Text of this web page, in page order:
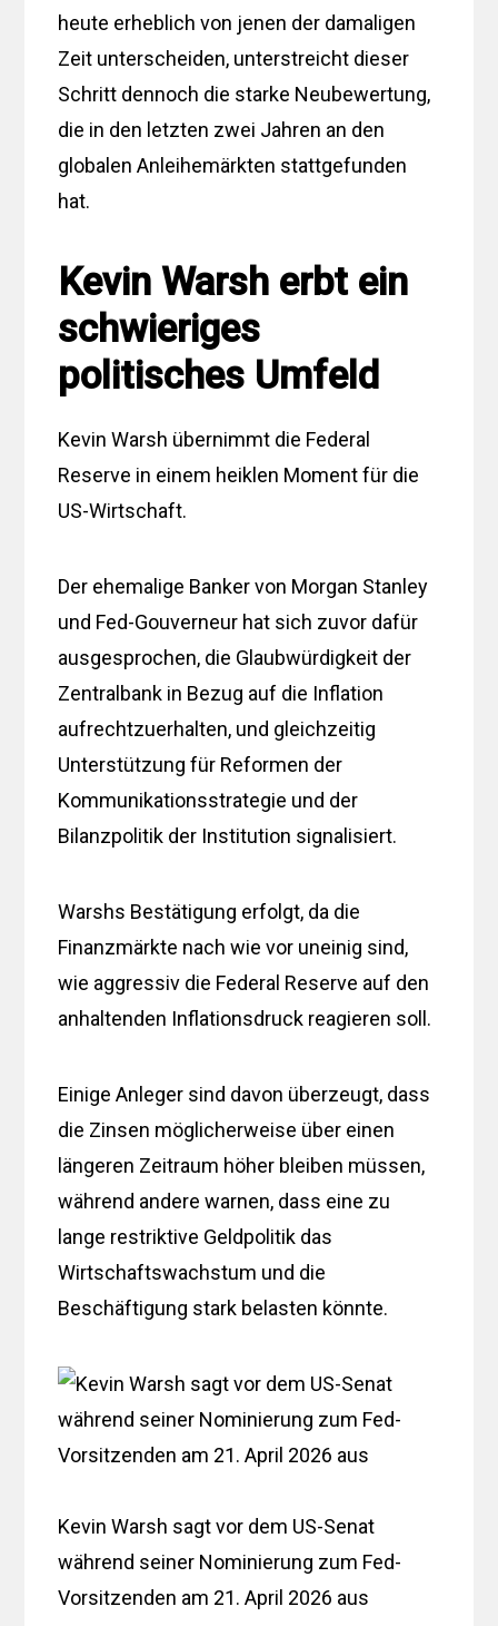
heute erheblich von jenen der damaligen
Zeit unterscheiden, unterstreicht dieser
Schritt dennoch die starke Neubewertung,
die in den letzten zwei Jahren an den
globalen Anleihemärkten stattgefunden
hat.
Kevin Warsh erbt ein
schwieriges
politisches Umfeld
Kevin Warsh übernimmt die Federal
Reserve in einem heiklen Moment für die
US-Wirtschaft.
Der ehemalige Banker von Morgan Stanley
und Fed-Gouverneur hat sich zuvor dafür
ausgesprochen, die Glaubwürdigkeit der
Zentralbank in Bezug auf die Inflation
aufrechtzuerhalten, und gleichzeitig
Unterstützung für Reformen der
Kommunikationsstrategie und der
Bilanzpolitik der Institution signalisiert.
Warshs Bestätigung erfolgt, da die
Finanzmärkte nach wie vor uneinig sind,
wie aggressiv die Federal Reserve auf den
anhaltenden Inflationsdruck reagieren soll.
Einige Anleger sind davon überzeugt, dass
die Zinsen möglicherweise über einen
längeren Zeitraum höher bleiben müssen,
während andere warnen, dass eine zu
lange restriktive Geldpolitik das
Wirtschaftswachstum und die
Beschäftigung stark belasten könnte.
Kevin Warsh sagt vor dem US-Senat
während seiner Nominierung zum Fed-
Vorsitzenden am 21. April 2026 aus